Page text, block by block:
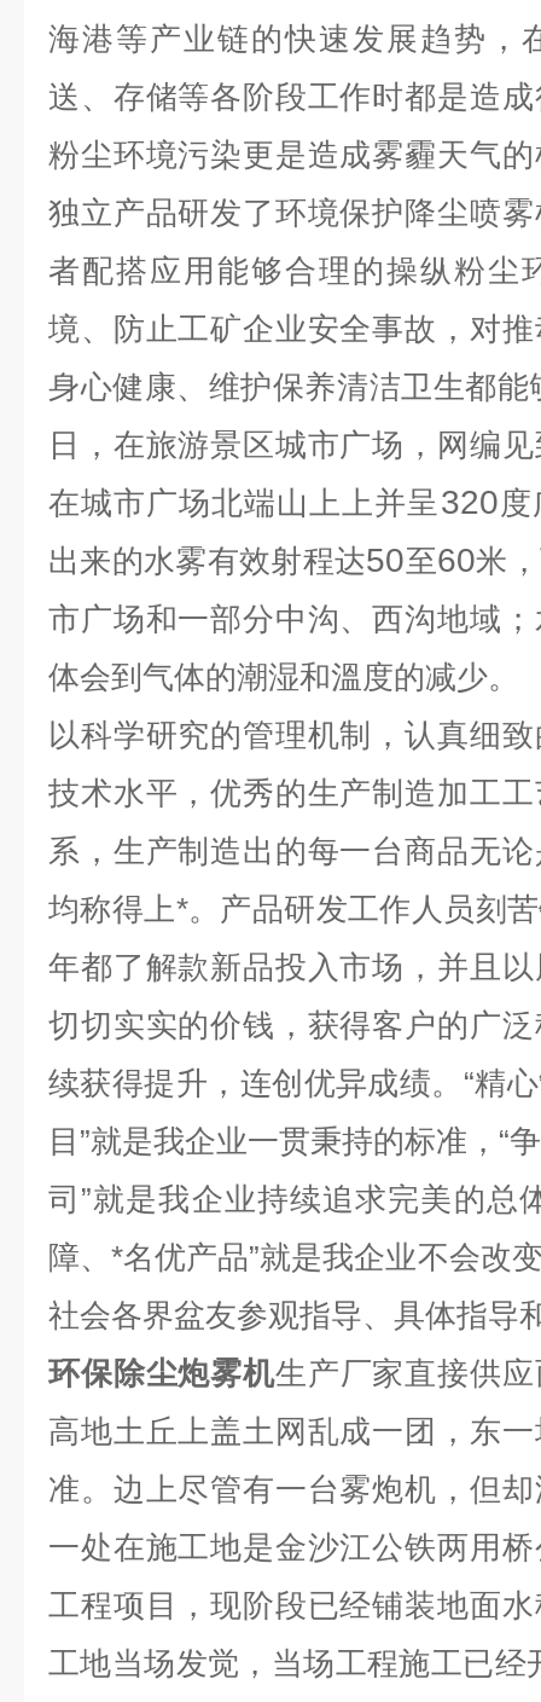
海港等产业链的快速发展趋势，
送、存储等各阶段工作时都是造
粉尘环境污染更是造成雾霾天气
独立产品研发了环境保护降尘喷
者配搭应用能够合理的操纵粉尘
境、防止工矿企业安全事故，对
身心健康、维护保养清洁卫生都
日，在旅游景区城市广场，网编
在城市广场北端山上上并呈320
出来的水雾有效射程达50至60米
市广场和一部分中沟、西沟地域
体会到气体的潮湿和溫度的减少。
以科学研究的管理机制，认真细
技术水平，优秀的生产制造加工
系，生产制造出的每一台商品无
均称得上*。产品研发工作人员刻
年都了解款新品投入市场，并且
切切实实的价钱，获得客户的广
续获得提升，连创优异成绩。“精
目”就是我企业一贯秉持的标准，“
司”就是我企业持续追求完美的总
障、*名优产品”就是我企业不会改
社会各界盆友参观指导、具体指导
环保除尘炮雾机生产厂家直接供
高地土丘上盖土网乱成一团，东
准。边上尽管有一台雾炮机，但
一处在施工地是金沙江公铁两用
工程项目，现阶段已经铺装地面
工地当场发觉，当场工程施工已经